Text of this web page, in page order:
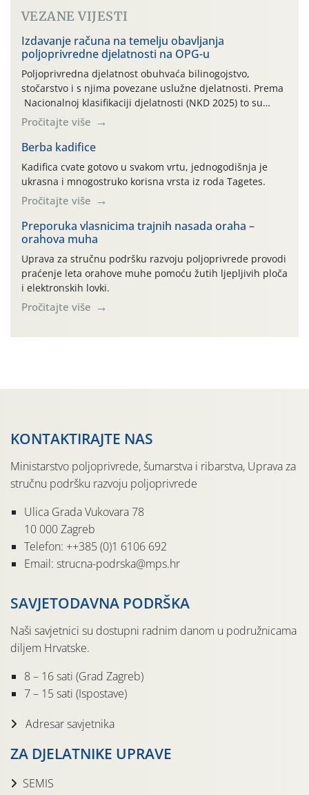
VEZANE VIJESTI
Izdavanje računa na temelju obavljanja
poljoprivredne djelatnosti na OPG-u
Poljoprivredna djelatnost obuhvaća bilinogojstvo,
stočarstvo i s njima povezane uslužne djelatnosti. Prema
Nacionalnoj klasifikaciji djelatnosti (NKD 2025) to su
skupne 01.1, 01.2, 01.3, 01.4, 01.5 i 01.6. Djelatnost
prerade poljoprivrednih proizvoda je svako djelovanje na
poljoprivredni proizvod čiji je rezultat proizvod koji
također može biti poljoprivredni proizvod poput npr.
maslinovog ulja, bučinog ulja, vino od […]
Pročitajte više
Berba kadifice
Kadifica cvate gotovo u svakom vrtu, jednogodišnja je
ukrasna i mnogostruko korisna vrsta iz roda Tagetes.
Pročitajte više
Preporuka vlasnicima trajnih nasada oraha –
orahova muha
Uprava za stručnu podršku razvoju poljoprivrede provodi
praćenje leta orahove muhe pomoću žutih ljepljivih ploča
i elektronskih lovki.
Pročitajte više
KONTAKTIRAJTE NAS
Ministarstvo poljoprivrede, šumarstva i ribarstva, Uprava za
stručnu podršku razvoju poljoprivrede
Ulica Grada Vukovara 78
10 000 Zagreb
Telefon: ++385 (0)1 6106 692
Email: strucna-podrska@mps.hr
SAVJETODAVNA PODRŠKA
Naši savjetnici su dostupni radnim danom u podružnicama
diljem Hrvatske.
8 – 16 sati (Grad Zagreb)
7 – 15 sati (Ispostave)
Adresar savjetnika
ZA DJELATNIKE UPRAVE
SEMIS